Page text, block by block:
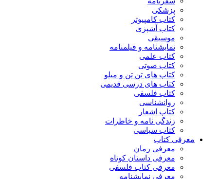
پزشکی
کتاب کامپیوتر
کتاب آشپزی
موسیقی
نمایشنامه و فیلمنامه
کتاب علمی
کتاب صوتی
کتاب های تن تن و میلو
کتاب های درسی قدیمی
کتاب فلسفی
روانشناسی
کتاب اشعار
زندگی نامه و خاطرات
کتاب سیاسی
معرفی کتاب
معرفی رمان
معرفی داستان کوتاه
معرفی کتاب فلسفی
معرفی نمایشنامه